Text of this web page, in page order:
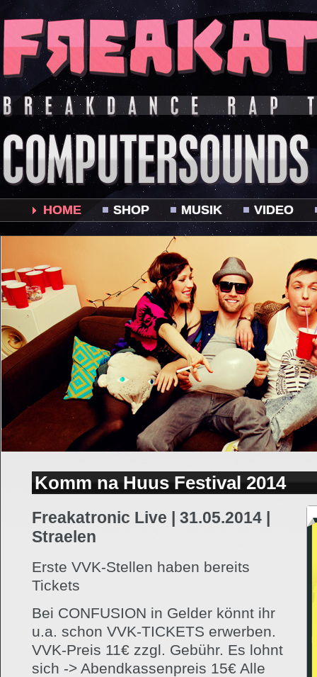
HOME SHOP MUSIK VIDEO
Komm na Huus Festival 2014
Freakatronic Live | 31.05.2014 |
Straelen
Erste VVK-Stellen haben bereits
Tickets
Bei CONFUSION in Gelder könnt ihr
u.a. schon VVK-TICKETS erwerben.
VVK-Preis 11€ zzgl. Gebühr. Es lohnt
sich -> Abendkassenpreis 15€ Alle